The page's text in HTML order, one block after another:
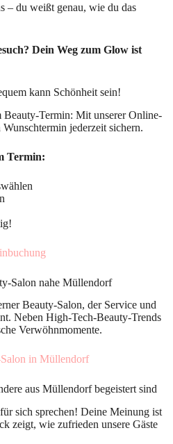
– du weißt genau, wie du das
Dein Weg zum Glow ist
kann Schönheit sein!
Beauty-Termin: Mit unserer Online-
jederzeit sichern.
Termin:
Salon nahe Müllendorf
Beauty-Salon, der Service und
Neben High-Tech-Beauty-Trends
Verwöhnmomente.
in Müllendorf
aus Müllendorf begeistert sind
sich sprechen! Deine Meinung ist
zeigt, wie zufrieden unsere Gäste